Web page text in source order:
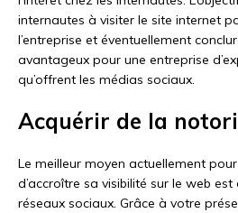
internautes à visiter le site internet
l’entreprise et éventuellement
avantageux pour une entreprise
qu’offrent les médias sociaux.
Acquérir de la
Le meilleur moyen actuellement
d’accroître sa visibilité sur le web
réseaux sociaux. Grâce à votre